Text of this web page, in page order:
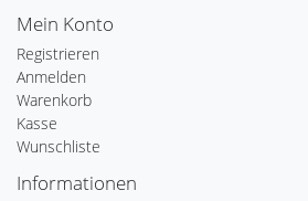
Mein Konto
Registrieren
Anmelden
Warenkorb
Kasse
Wunschliste
Informationen